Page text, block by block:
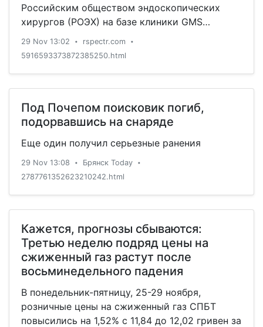
Российским обществом эндоскопических
хирургов (РОЭХ) на базе клиники GMS
Hospital организовали удаленный консилиум и
провели две операции с использованием
29 Nov 13:02 • rspectr.com •
5916593373872385250.html
Под Почепом поисковик погиб,
подорвавшись на снаряде
Еще один получил серьезные ранения
29 Nov 13:08 • Брянск Today •
2787761352623210242.html
Кажется, прогнозы сбываются:
Третью неделю подряд цены на
сжиженный газ растут после
восьминедельного падения
В понедельник-пятницу, 25-29 ноября,
розничные цены на сжиженный газ СПБТ
повысились на 1,52% с 11,84 до 12,02 гривен за